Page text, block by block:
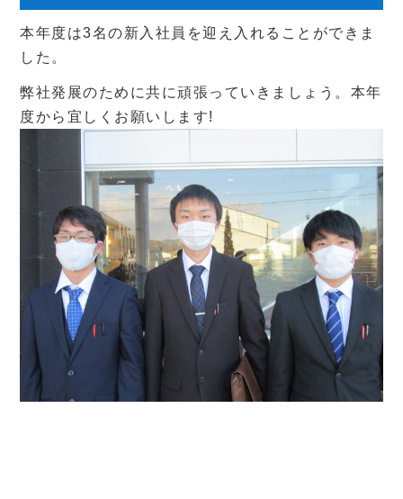
本年度は3名の新入社員を迎え入れることができま
した。
弊社発展のために共に頑張っていきましょう。本年
度から宜しくお願いします!